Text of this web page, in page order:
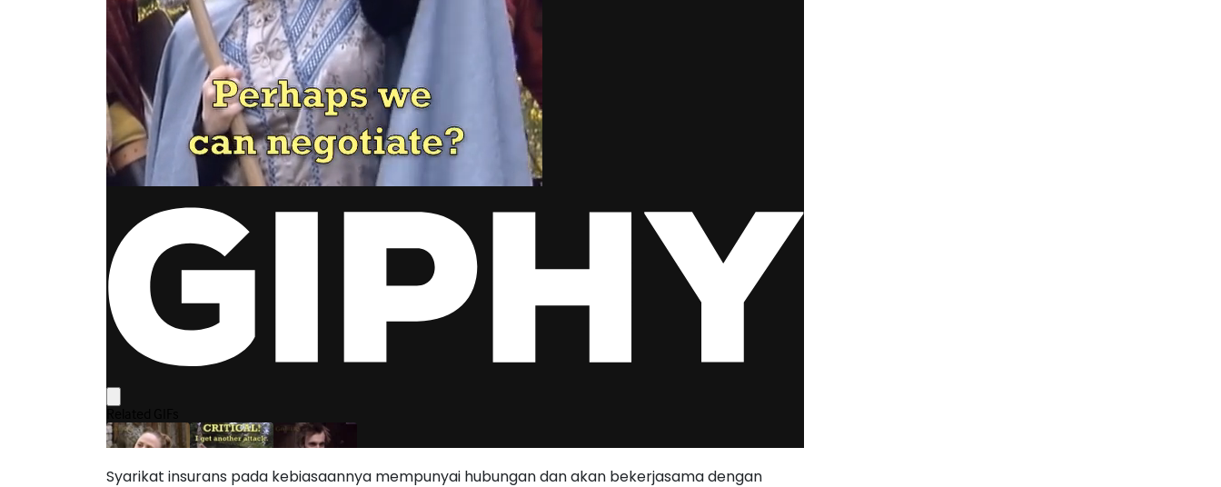
Syarikat insurans pada kebiasaannya mempunyai hubungan dan akan bekerjasama dengan